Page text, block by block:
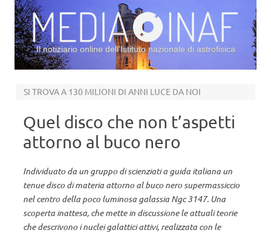
Il notiziario online dell’Istituto nazionale di astrofisica
SI TROVA A 130 MILIONI DI ANNI LUCE DA NOI
Quel disco che non t’aspetti
attorno al buco nero
Individuato da un gruppo di scienziati a guida italiana un
tenue disco di materia attorno al buco nero supermassiccio
nel centro della poco luminosa galassia Ngc 3147. Una
scoperta inattesa, che mette in discussione le attuali teorie
che descrivono i nuclei galattici attivi, realizzata con le